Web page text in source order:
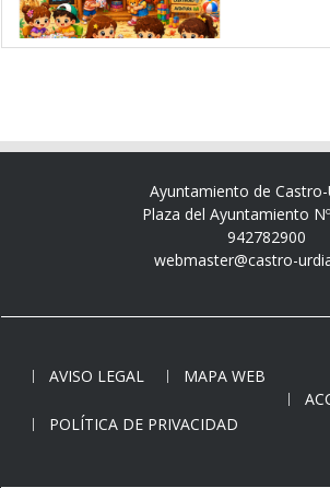
Ayuntamiento de Castro-
Plaza del Ayuntamiento
942782900
webmaster@castro-
AVISO LEGAL
MAPA WEB
POLÍTICA DE PRIVACIDAD